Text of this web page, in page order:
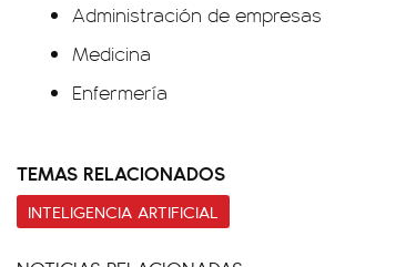
Administración de empresas
Medicina
Enfermería
TEMAS RELACIONADOS
INTELIGENCIA ARTIFICIAL